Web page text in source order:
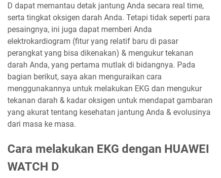
D dapat memantau detak jantung Anda secara real time,
serta tingkat oksigen darah Anda. Tetapi tidak seperti para
pesaingnya, ini juga dapat memberi Anda
elektrokardiogram (fitur yang relatif baru di pasar
perangkat yang bisa dikenakan) & mengukur tekanan
darah Anda, yang pertama mutlak di bidangnya. Pada
bagian berikut, saya akan menguraikan cara
menggunakannya untuk melakukan EKG dan mengukur
tekanan darah & kadar oksigen untuk mendapat gambaran
yang akurat tentang kesehatan jantung Anda & evolusinya
dari masa ke masa.
Cara melakukan EKG dengan HUAWEI
WATCH D